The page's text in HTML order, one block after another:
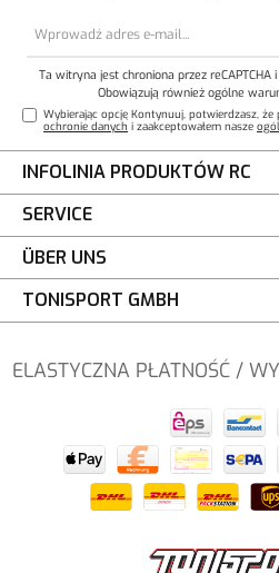
Ta witryna jest chroniona przez reCAPTCHA i
Obowiązują również ogólne
Wybierając opcję Kontynuuj, potwierdzasz, że
ochronie danych i zaakceptowałem nasze
INFOLINIA PRODUKTÓW RC
SERVICE
ÜBER UNS
TONISPORT GMBH
ELASTYCZNA PŁATNOŚĆ /